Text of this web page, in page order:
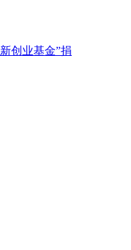
创业基金”捐